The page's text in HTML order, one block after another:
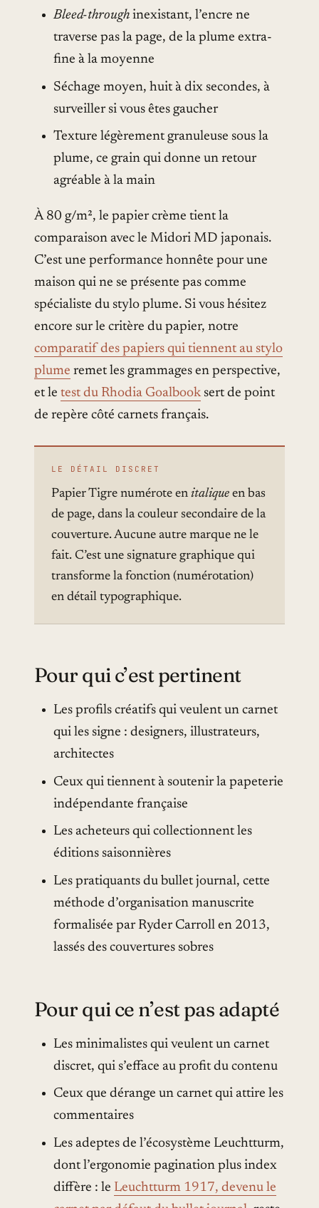
Bleed-throughinexistant, l’encre ne
traverse pas la page, de la plume extra-
fine à la moyenne
Séchage moyen, huit à dix secondes, à
surveiller si vous êtes gaucher
Texture légèrement granuleuse sous la
plume, ce grain qui donne un retour
agréable à la main
À 80 g/m², le papier crème tient la
comparaison avec le Midori MD japonais.
C’est une performance honnête pour une
maison qui ne se présente pas comme
spécialiste du stylo plume. Si vous hésitez
encore sur le critère du papier, notre
comparatif des papiers qui tiennent au stylo
plume remet les grammages en perspective,
et le test du Rhodia Goalbooksert de point
de repère côté carnets français.
LE DÉTAIL DISCRET
Papier Tigre numérote en italique en bas
de page, dans la couleur secondaire de la
couverture. Aucune autre marque ne le
fait. C’est une signature graphique qui
transforme la fonction (numérotation)
en détail typographique.
Pour qui c’est pertinent
Les profils créatifs qui veulent un carnet
qui les signe : designers, illustrateurs,
architectes
Ceux qui tiennent à soutenir la papeterie
indépendante française
Les acheteurs qui collectionnent les
éditions saisonnières
Les pratiquants du bullet journal, cette
méthode d’organisation manuscrite
formalisée par Ryder Carroll en 2013,
lassés des couvertures sobres
Pour qui ce n’est pas adapté
Les minimalistes qui veulent un carnet
discret, qui s’efface au profit du contenu
Ceux que dérange un carnet qui attire les
commentaires
Les adeptes de l’écosystème Leuchtturm,
dont l’ergonomie pagination plus index
diffère : le Leuchtturm 1917, devenu le